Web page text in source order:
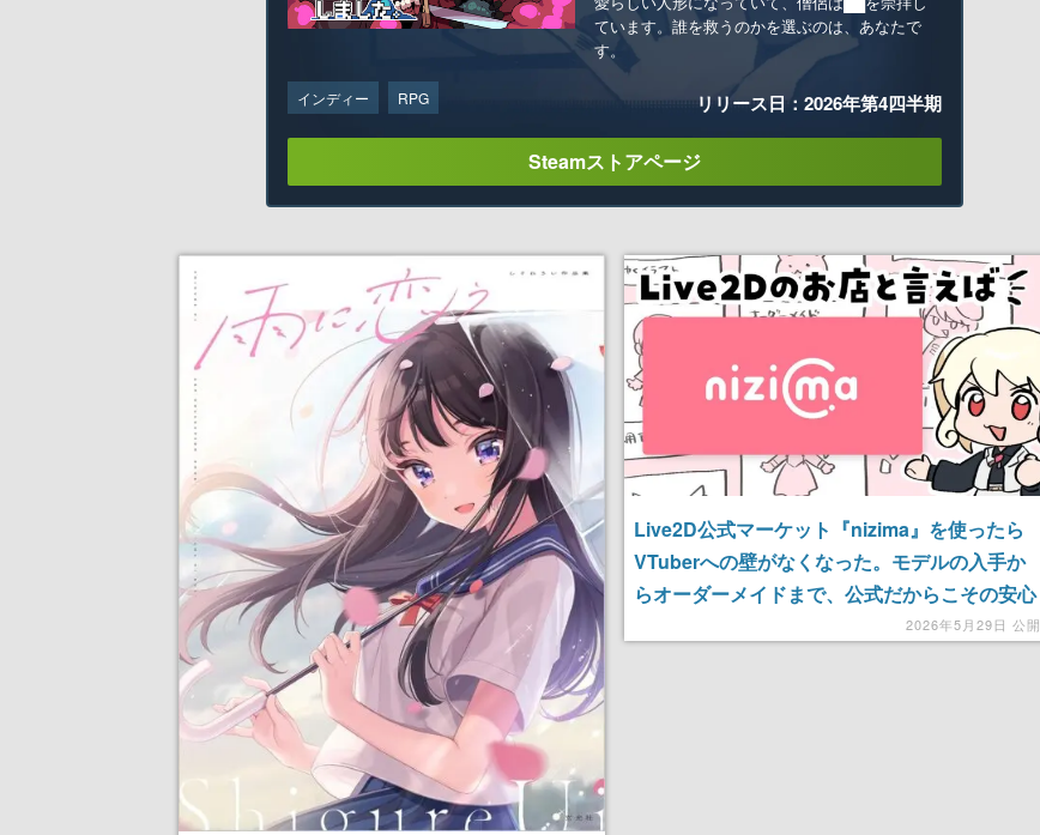
ています。誰を救うのかを選ぶのは、あなたで
す。
インディー RPG リリース日：2026年第4四半期
Steamストアページ
Live2D公式マーケット『nizima』を使ったら
VTuberへの壁がなくなった。モデルの入手か
らオーダーメイドまで、公式だからこその安心
感で拍子抜けするほど簡単だった話2026年5月29日 公開